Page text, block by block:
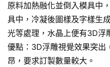
原料加熱融化並倒入模具中
具中，冷凝後圖樣及字樣生
光等處理，水晶上便有3D浮
優點：3D浮雕視覺效果突出
昂，要求訂製數量較大。